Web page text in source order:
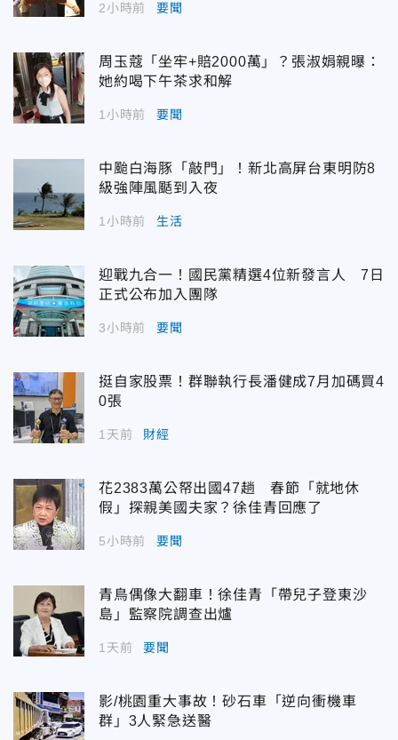
2小時前 要聞
周玉蔻「坐牢+賠2000萬」？張淑娟親曝：
她約喝下午茶求和解
1小時前 要聞
中颱白海豚「敲門」！新北高屏台東明防8
級強陣風颳到入夜
1小時前 生活
迎戰九合一！國民黨精選4位新發言人 7日
正式公布加入團隊
3小時前 要聞
挺自家股票！群聯執行長潘健成7月加碼買4
0張
1天前 財經
花2383萬公帑出國47趟 春節「就地休
假」探親美國夫家？徐佳青回應了
5小時前 要聞
青鳥偶像大翻車！徐佳青「帶兒子登東沙
島」監察院調查出爐
1天前 要聞
影/桃園重大事故！砂石車「逆向衝機車
群」3人緊急送醫